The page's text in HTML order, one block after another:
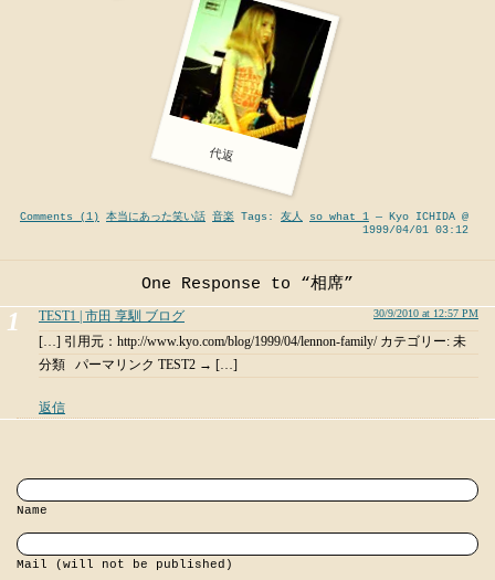
代返
Comments (1) 本当にあった笑い話 音楽 Tags: 友人 so what 1 — Kyo ICHIDA @
1999/04/01 03:12
One Response to “相席”
TEST1 | 市田 享馴 ブログ 30/9/2010 at 12:57 PM
[…] 引用元：http://www.kyo.com/blog/1999/04/lennon-family/ カテゴリー: 未
分類 パーマリンク TEST2 → […]
返信
Name
Mail (will not be published)